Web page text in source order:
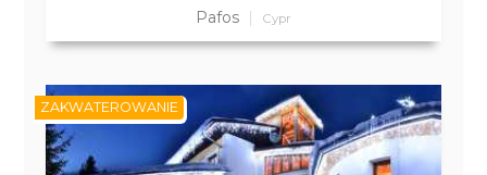
Pafos Cypr
ZAKWATEROWANIE